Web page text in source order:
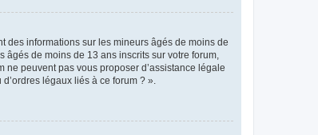
des informations sur les mineurs âgés de moins de
de moins de 13 ans inscrits sur votre forum,
peuvent pas vous proposer d’assistance légale
légaux liés à ce forum ? ».